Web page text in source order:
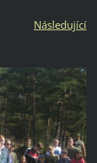
Následující